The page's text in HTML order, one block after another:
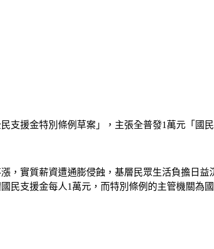
支援金特別條例草案」，主張全普發1萬元「國
，實質薪資遭通膨侵蝕，基層民眾生活負擔日
民支援金每人1萬元，而特別條例的主管機關為